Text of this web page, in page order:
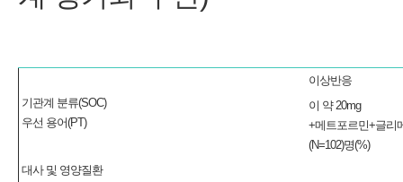
기관계 분류(SOC)
우선 용어(PT)
이상반응
이 약 20mg
+메트포르민+글리
(N=102)명(%)
대사 및 영양질환